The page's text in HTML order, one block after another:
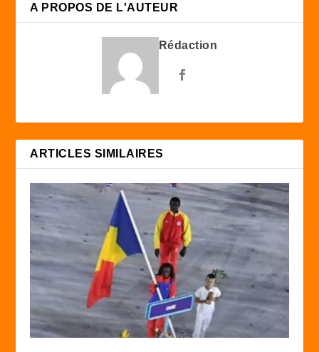
A PROPOS DE L'AUTEUR
Rédaction
ARTICLES SIMILAIRES